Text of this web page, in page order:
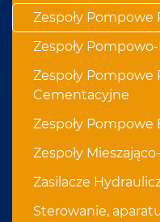
Zespoły Pompowe
Zespoły
Zespoły Pompowe
Cementacyjne
Zespoły Pompowe
Zespoły
Zasilacze
Sterowanie,